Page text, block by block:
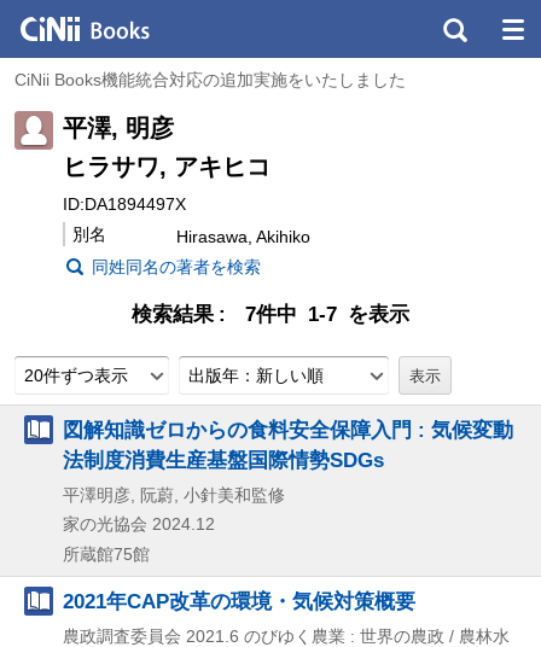
CiNii Books機能統合対応の追加実施をいたしました
平澤, 明彦
ヒラサワ, アキヒコ
ID:DA1894497X
別名
Hirasawa, Akihiko
同姓同名の著者を検索
検索結果 7件中 1-7 を表示
20件ずつ表示 出版年：新しい順
図解知識ゼロからの食料安全保障入門 : 気候変動
法制度消費生産基盤国際情勢SDGs
平澤明彦, 阮蔚, 小針美和監修
家の光協会 2024.12
所蔵館75館
2021年CAP改革の環境・気候対策概要
農政調査委員会 2021.6 のびゆく農業 : 世界の農政 / 農林水